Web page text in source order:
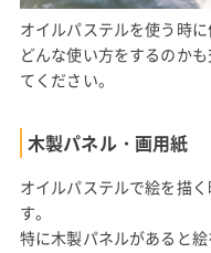
オイルパステルを使う時
どんな使い方をするのか
てください。
木製パネル・画用紙
オイルパステルで絵を描
す。
特に木製パネルがあると絵